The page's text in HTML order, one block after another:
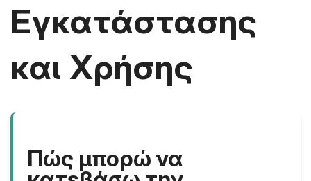
Εγκατάστασης
και Χρήσης
Πώς μπορώ να